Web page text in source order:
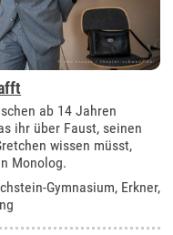
ab 14 Jahren
ihr über Faust, seinen
wissen müsst,
Monolog.
Gymnasium, Erkner,